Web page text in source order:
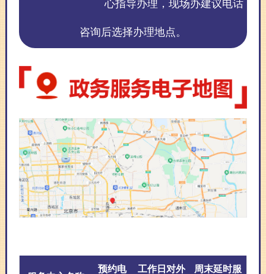
心指导办理，现场办建议电话
咨询后选择办理地点。
预约电 工作日对外 周末延时服